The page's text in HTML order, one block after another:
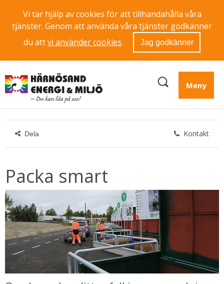
Vi tar hjälp av cookies för att tillhandahålla våra
tjänster. Genom att använda våra tjänster godkänner
du attvi använder cookies. Jag godkänner
Meny
Dela Kontakt
Packa smart